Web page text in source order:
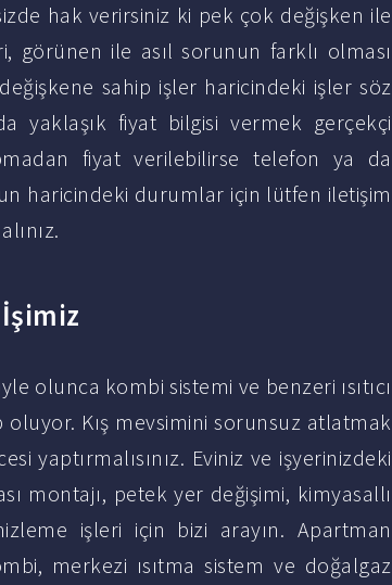
hak verirsiniz ki pek çok değişken ile
görünen ile asıl sorunun farklı olması
sahip işler haricindeki işler söz
yaklaşık fiyat bilgisi vermek gerçekçi
fiyat verilebilirse telefon ya da
haricindeki durumlar için lütfen iletişim
olunca kombi sistemi ve benzeri ısıtıcı
Kış mevsimini sorunsuz atlatmak
yaptırmalısınız. Eviniz ve işyerinizdeki
montajı, petek yer değişimi, kimyasallı
işleri için bizi arayın. Apartman
merkezi ısıtma sistem ve doğalgaz